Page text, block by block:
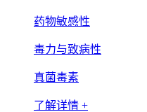
药物敏感性
毒力与致病性
真菌毒素
了解详情 +